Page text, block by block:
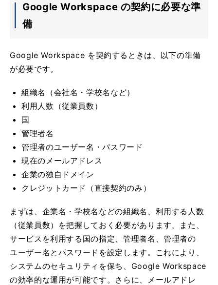
Google Workspace の契約に必要な準
備
Google Workspace を契約するときは、以下の準備
が必要です。
組織名（会社名・学校名など）
利用人数（従業員数）
国
管理者名
管理者のユーザー名・パスワード
現在のメールアドレス
企業の独自ドメイン
クレジットカード（直接契約のみ）
まずは、企業名・学校名などの組織名、利用する人数
（従業員数）を把握しておく必要があります。また、
サービスを利用する国の指定、管理者名、管理者の
ユーザー名とパスワードを設定します。これにより、
システムのセキュリティを保ち、Google Workspace
の効率的な運用が可能です。さらに、メールアドレ